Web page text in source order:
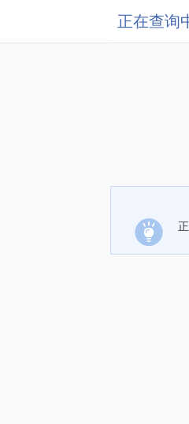
正在查询